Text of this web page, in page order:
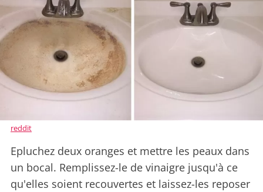
reddit
Epluchez deux oranges et mettre les peaux dans
un bocal. Remplissez-le de vinaigre jusqu'à ce
qu'elles soient recouvertes et laissez-les reposer